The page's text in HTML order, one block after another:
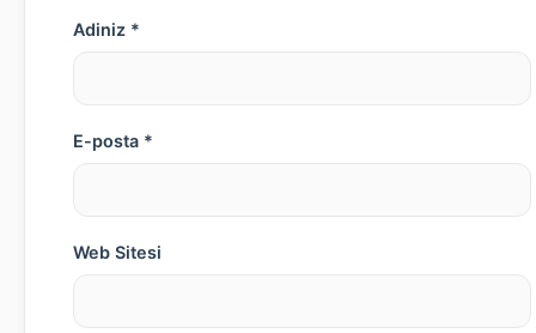
Adiniz *
E-posta *
Web Sitesi